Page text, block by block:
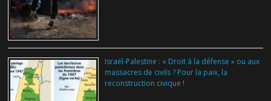
Israël-Palestine : « Droit à la défense » ou aux
massacres de civils ? Pour la paix, la
reconstruction civique !